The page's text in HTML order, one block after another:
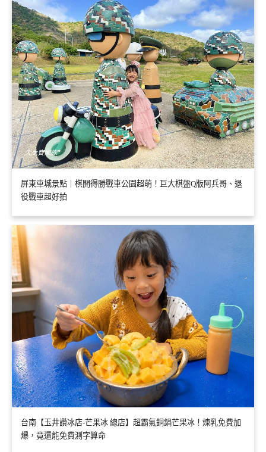
屏東車城景點｜棋開得勝戰車公園超萌！巨大棋盤Q版阿兵哥、退
役戰車超好拍
台南【玉井讚冰店-芒果冰 總店】超霸氣銅鍋芒果冰！煉乳免費加
爆，竟還能免費測字算命